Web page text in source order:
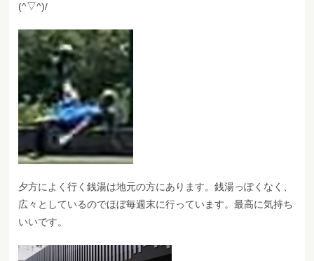
(^▽^)/
夕方によく行く銭湯は地元の方にあります。銭湯っぽくなく、
広々としているのでほぼ毎週末に行っています。最高に気持ち
いいです。